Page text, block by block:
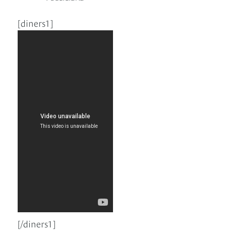
[diners1]
[/diners1]